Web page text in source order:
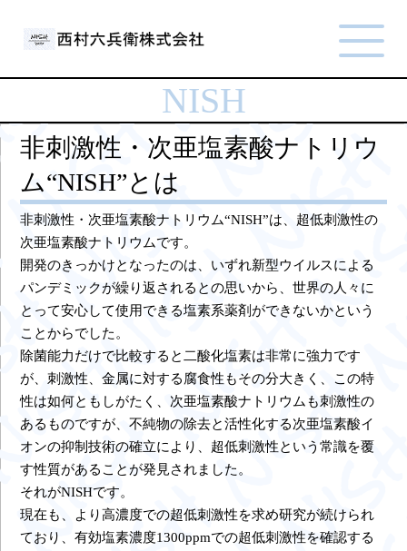
NISH
非刺激性・次亜塩素酸ナトリウ
ム“NISH”とは
非刺激性・次亜塩素酸ナトリウム“NISH”は、超低刺激性の
次亜塩素酸ナトリウムです。
開発のきっかけとなったのは、いずれ新型ウイルスによる
パンデミックが繰り返されるとの思いから、世界の人々に
とって安心して使用できる塩素系薬剤ができないかという
ことからでした。
除菌能力だけで比較すると二酸化塩素は非常に強力です
が、刺激性、金属に対する腐食性もその分大きく、この特
性は如何ともしがたく、次亜塩素酸ナトリウムも刺激性の
あるものですが、不純物の除去と活性化する次亜塩素酸イ
オンの抑制技術の確立により、超低刺激性という常識を覆
す性質があることが発見されました。
それがNISHです。
現在も、より高濃度での超低刺激性を求め研究が続けられ
ており、有効塩素濃度1300ppmでの超低刺激性を確認する